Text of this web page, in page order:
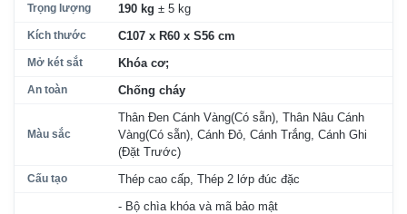
Trọng lượng 190 kg ± 5 kg
Kích thước C107 x R60 x S56 cm
Mở két sắt Khóa cơ;
An toàn Chống cháy
Màu sắc
Thân Ðen Cánh Vàng(Có sẵn), Thân Nâu Cánh
Vàng(Có sẵn), Cánh Ðỏ, Cánh Trắng, Cánh Ghi
(Đặt Trước)
Cấu tạo Thép cao cấp, Thép 2 lớp đúc đặc
- Bộ chìa khóa và mã bảo mật